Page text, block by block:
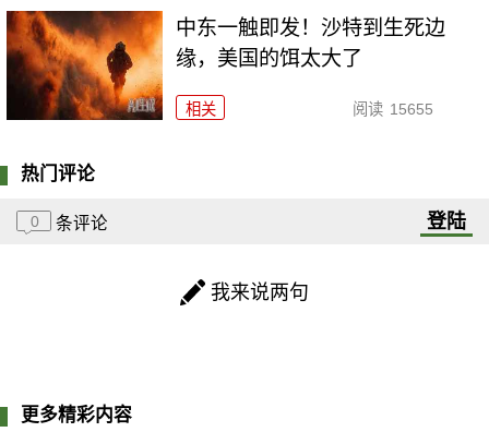
中东一触即发！沙特到生死边
缘，美国的饵太大了
相关 阅读 15655
热门评论
0 条评论 登陆
我来说两句
更多精彩内容